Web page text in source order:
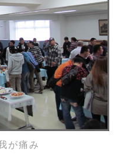
が痛み